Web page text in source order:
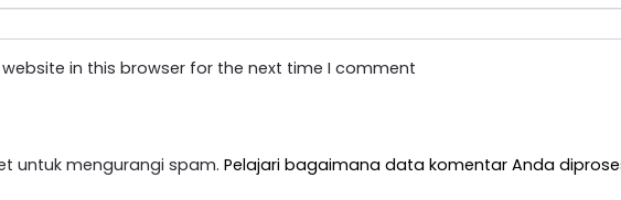
in this browser for the next time I comment
untuk mengurangi spam. Pelajari bagaimana data komentar Anda